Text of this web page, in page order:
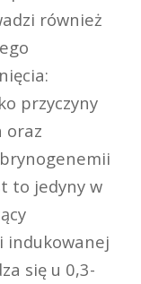
również
przyczyny
oraz
to jedyny w
indukowanej
się u 0,3-